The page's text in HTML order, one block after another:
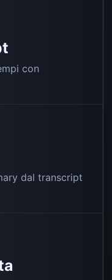
con
dal transcript